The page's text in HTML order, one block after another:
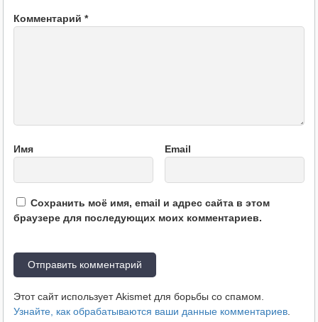
Комментарий *
Имя Email
Сохранить моё имя, email и адрес сайта в этом
браузере для последующих моих комментариев.
Этот сайт использует Akismet для борьбы со спамом.
Узнайте, как обрабатываются ваши данные комментариев.